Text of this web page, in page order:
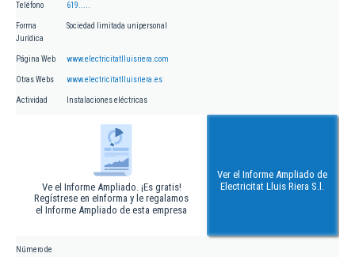
Teléfono 619.....
Forma
Jurídica
Sociedad limitada unipersonal
Página Web www.electricitatlluisriera.com
Otras Webs www.electricitatlluisriera.es
Actividad Instalaciones eléctricas
Ve el Informe Ampliado. ¡Es gratis!
Regístrese en eInforma y le regalamos
el Informe Ampliado de esta empresa
Ver el Informe Ampliado de
Electricitat Lluis Riera S.l.
Número de